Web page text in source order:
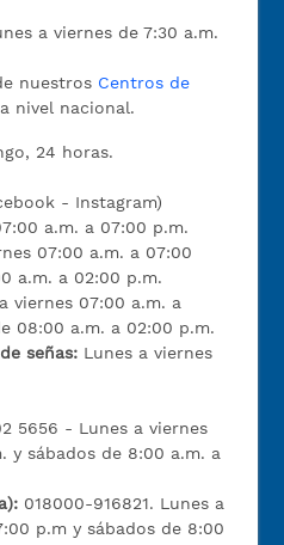
a viernes de 7:30 a.m.
nuestros Centros de
a nivel nacional.
24 horas.
- Instagram)
a.m. a 07:00 p.m.
07:00 a.m. a 07:00
a.m. a 02:00 p.m.
viernes 07:00 a.m. a
08:00 a.m. a 02:00 p.m.
señas: Lunes a viernes
5656 - Lunes a viernes
y sábados de 8:00 a.m. a
018000-916821. Lunes a
p.m y sábados de 8:00